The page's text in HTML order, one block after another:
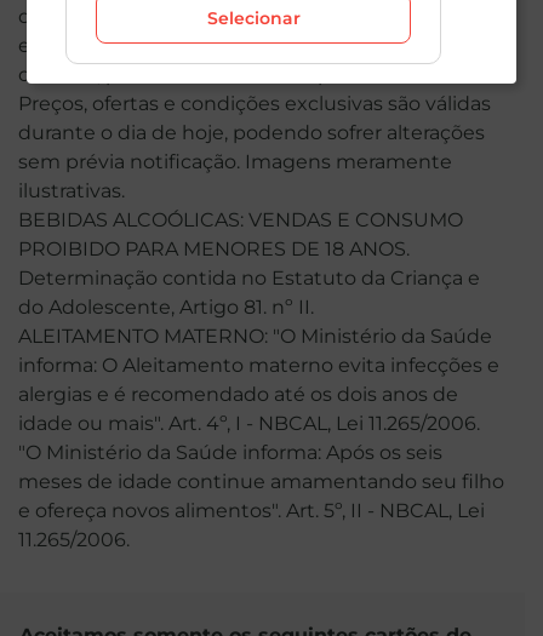
de indisponibilidade, o produto não será entregue
e, por isso, o valor correspondente não será
cobrado, podendo ser alterado para menos.
Preços, ofertas e condições exclusivas são válidas
durante o dia de hoje, podendo sofrer alterações
sem prévia notificação. Imagens meramente
ilustrativas.
BEBIDAS ALCOÓLICAS: VENDAS E CONSUMO
PROIBIDO PARA MENORES DE 18 ANOS.
Determinação contida no Estatuto da Criança e
do Adolescente, Artigo 81. nº II.
ALEITAMENTO MATERNO: "O Ministério da Saúde
informa: O Aleitamento materno evita infecções e
alergias e é recomendado até os dois anos de
idade ou mais". Art. 4º, I - NBCAL, Lei 11.265/2006.
"O Ministério da Saúde informa: Após os seis
meses de idade continue amamentando seu filho
e ofereça novos alimentos". Art. 5º, II - NBCAL, Lei
11.265/2006.
Selecionar